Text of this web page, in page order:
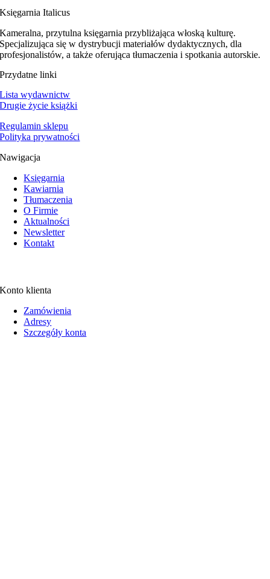
Księgarnia Italicus
Kameralna, przytulna księgarnia przybliżająca włoską kulturę.
Specjalizująca się w dystrybucji materiałów dydaktycznych, dla
profesjonalistów, a także oferująca tłumaczenia i spotkania autorskie.
Przydatne linki
Lista wydawnictw
Drugie życie książki
Regulamin sklepu
Polityka prywatności
Nawigacja
Księgarnia
Kawiarnia
Tłumaczenia
O Firmie
Aktualności
Newsletter
Kontakt
Konto klienta
Zamówienia
Adresy
Szczegóły konta